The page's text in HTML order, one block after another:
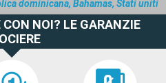
dominicana, Bahamas, Stati uniti
CON NOI? LE GARANZIE